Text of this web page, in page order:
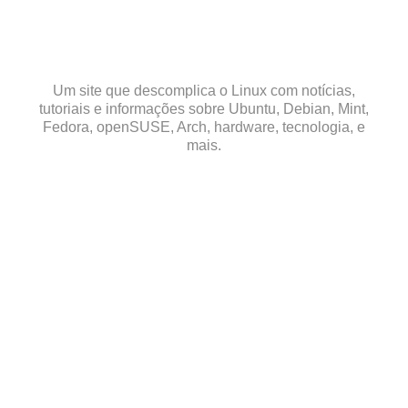
Um site que descomplica o Linux com notícias,
tutoriais e informações sobre Ubuntu, Debian, Mint,
Fedora, openSUSE, Arch, hardware, tecnologia, e
mais.